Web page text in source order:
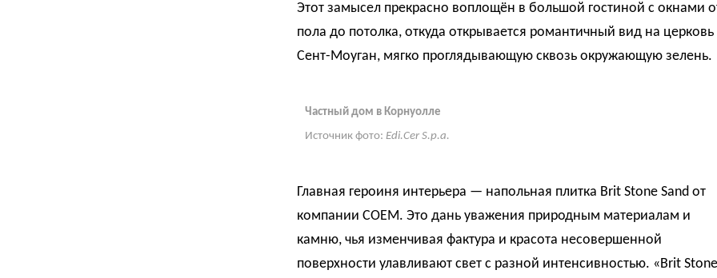
Этот замысел прекрасно воплощён в большой гостиной с окнами
пола до потолка, откуда открывается романтичный вид на церковь
Сент-Моуган, мягко проглядывающую сквозь окружающую зелень.
Частный дом в Корнуолле
Источник фото: Edi.Cer S.p.a.
Главная героиня интерьера — напольная плитка Brit Stone Sand от
компании COEM. Это дань уважения природным материалам и
камню, чья изменчивая фактура и красота несовершенной
поверхности улавливают свет с разной интенсивностью. «Brit Stone